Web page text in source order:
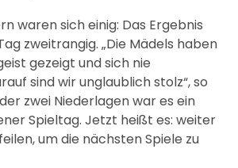
waren sich einig: Das Ergebnis
zweitrangig. „Die Mädels haben
gezeigt und sich nie
sind wir unglaublich stolz“, so
zwei Niederlagen war es ein
Spieltag. Jetzt heißt es: weiter
um die nächsten Spiele zu